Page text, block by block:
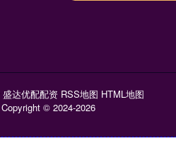
盛达优配配资 RSS地图 HTML地图
Copyright © 2024-2026